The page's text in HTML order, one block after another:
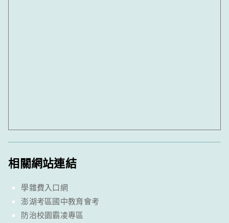
相關網站連結
學雜費入口網
澎湖考區國中教育會考
防治校園霸凌專區